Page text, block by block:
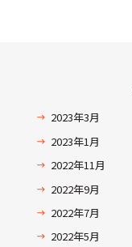
2023年3月
2023年1月
2022年11月
2022年9月
2022年7月
2022年5月